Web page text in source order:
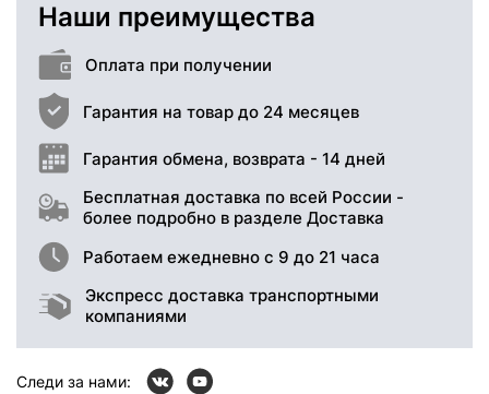
Наши преимущества
Оплата при получении
Гарантия на товар до 24 месяцев
Гарантия обмена, возврата - 14 дней
Бесплатная доставка по всей России -
более подробно в разделе Доставка
Работаем ежедневно с 9 до 21 часа
Экспресс доставка транспортными
компаниями
Следи за нами: